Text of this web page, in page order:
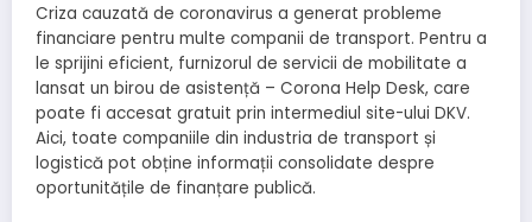
Criza cauzată de coronavirus a generat probleme
financiare pentru multe companii de transport. Pentru a
le sprijini eficient, furnizorul de servicii de mobilitate a
lansat un birou de asistență – Corona Help Desk, care
poate fi accesat gratuit prin intermediul site-ului DKV.
Aici, toate companiile din industria de transport și
logistică pot obține informații consolidate despre
oportunitățile de finanțare publică.